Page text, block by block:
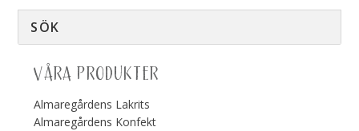
VÅRA PRODUKTER
Almaregårdens Lakrits
Almaregårdens Konfekt